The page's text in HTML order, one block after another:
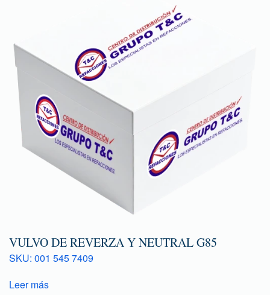
VULVO DE REVERZA Y NEUTRAL G85
SKU: 001 545 7409
Leer más